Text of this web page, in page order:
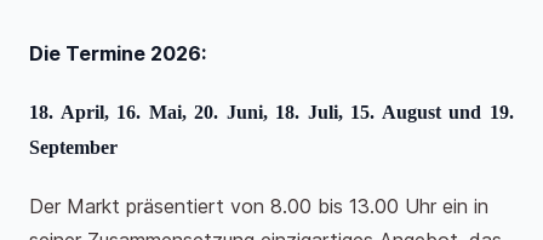
Die Termine 2026:
18. April, 16. Mai, 20. Juni, 18. Juli, 15. August und 19.
September
Der Markt präsentiert von 8.00 bis 13.00 Uhr ein in